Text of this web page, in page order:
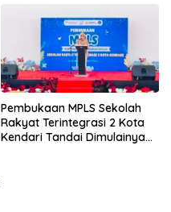
Pembukaan MPLS Sekolah
Rakyat Terintegrasi 2 Kota
Kendari Tandai Dimulainya